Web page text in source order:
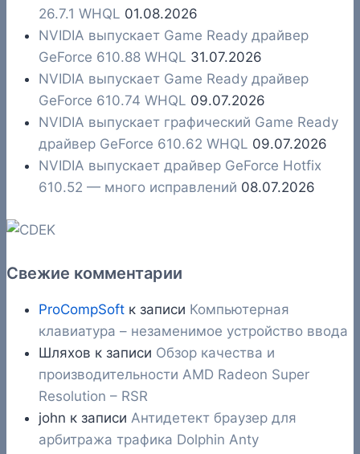
26.7.1 WHQL 01.08.2026
NVIDIA выпускает Game Ready драйвер
GeForce 610.88 WHQL 31.07.2026
NVIDIA выпускает Game Ready драйвер
GeForce 610.74 WHQL 09.07.2026
NVIDIA выпускает графический Game Ready
драйвер GeForce 610.62 WHQL 09.07.2026
NVIDIA выпускает драйвер GeForce Hotfix
610.52 — много исправлений 08.07.2026
Свежие комментарии
ProCompSoft к записи Компьютерная
клавиатура – незаменимое устройство ввода
Шляхов к записи Обзор качества и
производительности AMD Radeon Super
Resolution – RSR
john к записи Антидетект браузер для
арбитража трафика Dolphin Anty